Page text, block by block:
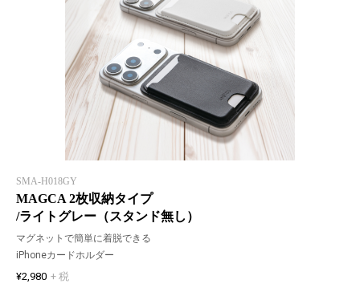
SMA-H018GY
MAGCA 2枚収納タイプ
/ライトグレー（スタンド無し）
マグネットで簡単に着脱できる
iPhoneカードホルダー
¥2,980 + 税